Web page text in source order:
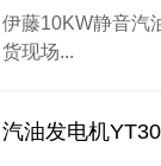
伊藤10KW静音汽
货现场...
汽油发电机